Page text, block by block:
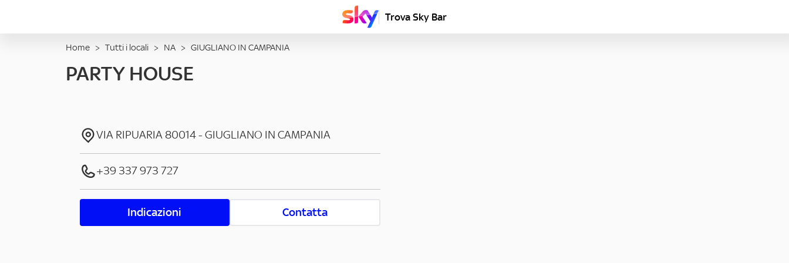
Trova Sky Bar
Home > Tutti i locali > NA > GIUGLIANO IN CAMPANIA
PARTY HOUSE
VIA RIPUARIA80014-GIUGLIANO IN CAMPANIA
+39 337 973 727
Indicazioni Contatta